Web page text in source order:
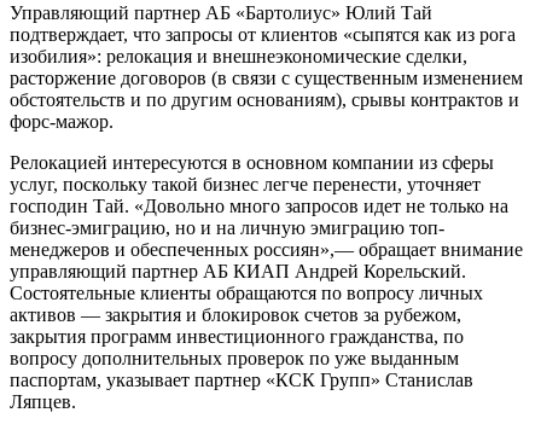
Управляющий партнер АБ «Бартолиус» Юлий Тай
подтверждает, что запросы от клиентов «сыпятся как из рога
изобилия»: релокация и внешнеэкономические сделки,
расторжение договоров (в связи с существенным изменением
обстоятельств и по другим основаниям), срывы контрактов и
форс-мажор.
Релокацией интересуются в основном компании из сферы
услуг, поскольку такой бизнес легче перенести, уточняет
господин Тай. «Довольно много запросов идет не только на
бизнес-эмиграцию, но и на личную эмиграцию топ-
менеджеров и обеспеченных россиян»,— обращает внимание
управляющий партнер АБ КИАП Андрей Корельский.
Состоятельные клиенты обращаются по вопросу личных
активов — закрытия и блокировок счетов за рубежом,
закрытия программ инвестиционного гражданства, по
вопросу дополнительных проверок по уже выданным
паспортам, указывает партнер «КСК Групп» Станислав
Ляпцев.